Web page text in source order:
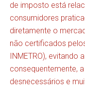
de imposto está
consumidores
diretamente o
não certificados
INMETRO), evitando
consequentemente,
desnecessários e